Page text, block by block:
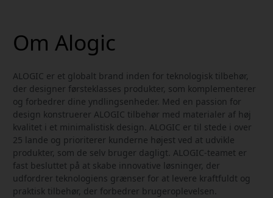
Om Alogic
ALOGIC er et globalt brand inden for teknologisk tilbehør,
der designer førsteklasses produkter, som komplementerer
og forbedrer dine yndlingsenheder. Med en passion for
design konstruerer ALOGIC tilbehør med materialer af høj
kvalitet i et minimalistisk design. ALOGIC er til stede i over
25 lande og prioriterer kunderne højest ved at udvikle
produkter, som de selv bruger dagligt. ALOGIC-teamet er
fast besluttet på at skabe innovative løsninger, der
udfordrer teknologiens grænser for at levere kraftfuldt og
praktisk tilbehør, der forbedrer brugeroplevelsen.